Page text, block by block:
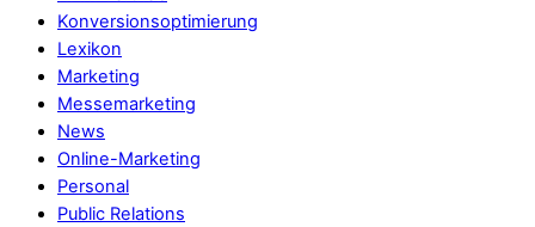
Konversionsoptimierung
Lexikon
Marketing
Messemarketing
News
Online-Marketing
Personal
Public Relations